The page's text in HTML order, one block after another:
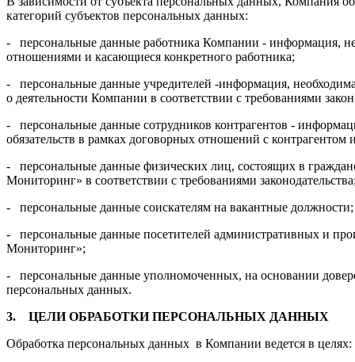
категорий субъектов персональных данных:
- персональные данные работника Компании - информация,
отношениями и касающиеся конкретного работника;
- персональные данные учредителей -информация,
о деятельности Компании в соответствии с требованиями
- персональные данные сотрудников контрагентов -
обязательств в рамках договорных отношений с контрагентом
- персональные данные физических лиц, состоящих в
Мониторинг» в соответствии с требованиями
- персональные данные соискателям на вакантные должности;
- персональные данные посетителей административных и
Мониторинг»;
- персональные данные уполномоченных, на основании
персональных данных.
3. ЦЕЛИ ОБРАБОТКИ ПЕРСОНАЛЬНЫХ ДАННЫХ
Обработка персональных данных в Компании ведется в целях: